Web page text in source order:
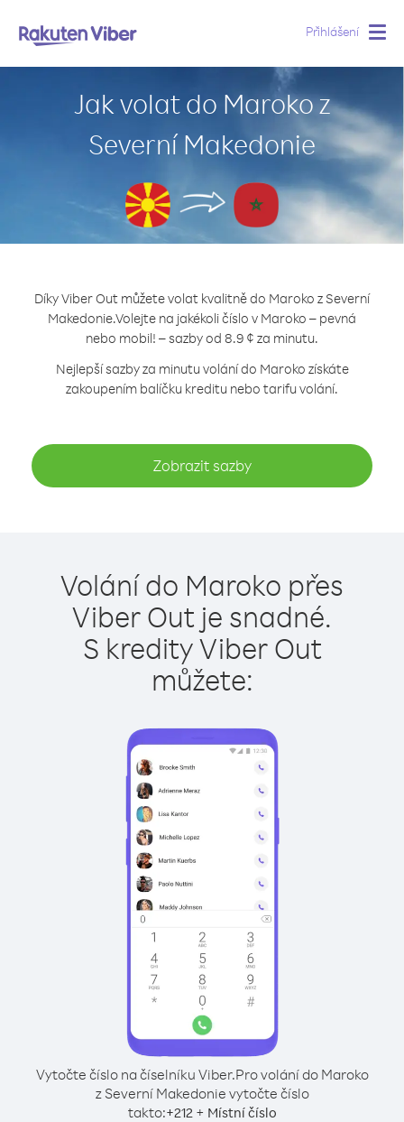
Přihlášení
Jak volat do Maroko z
Severní Makedonie
Díky Viber Out můžete volat kvalitně do Maroko z Severní
Makedonie.Volejte na jakékoli číslo v Maroko – pevná
nebo mobil! – sazby od 8.9 ¢ za minutu.
Nejlepší sazby za minutu volání do Maroko získáte
zakoupením balíčku kreditu nebo tarifu volání.
Zobrazit sazby
Volání do Maroko přes
Viber Out je snadné.
S kredity Viber Out
můžete:
Vytočte číslo na číselníku Viber.Pro volání do Maroko
z Severní Makedonie vytočte číslo
takto:+212+ Místní číslo